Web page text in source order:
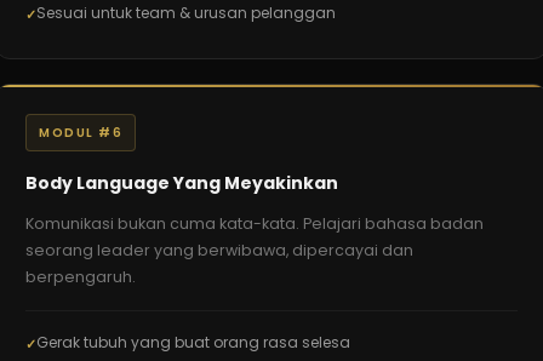
Sesuai untuk team & urusan pelanggan
MODUL #6
Body Language Yang Meyakinkan
Komunikasi bukan cuma kata-kata. Pelajari bahasa badan
seorang leader yang berwibawa, dipercayai dan
berpengaruh.
Gerak tubuh yang buat orang rasa selesa